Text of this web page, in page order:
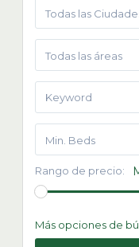
Todas las
Todas las áreas
Min. Beds
Rango de precio:
Más opciones de